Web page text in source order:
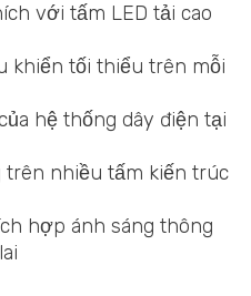
với tấm LED tải cao
khiển tối thiểu trên mỗi
hệ thống dây điện tại
trên nhiều tấm kiến trúc
hợp ánh sáng thông